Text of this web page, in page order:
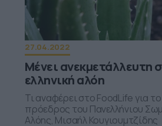
27.04.2022
Μένει ανεκμετάλλευτη
ελληνική αλόη
Τι αναφέρει στο FoodLife για
πρόεδρος του Πανελλήνιου
Αλόης, Μισαήλ Κουγιουμτζίδης